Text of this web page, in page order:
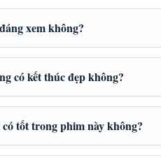
xem không?
có kết thúc đẹp không?
tốt trong phim này không?